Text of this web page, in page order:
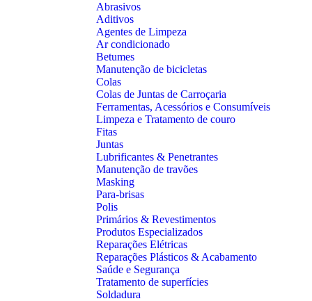
Abrasivos
Aditivos
Agentes de Limpeza
Ar condicionado
Betumes
Manutenção de bicicletas
Colas
Colas de Juntas de Carroçaria
Ferramentas, Acessórios e Consumíveis
Limpeza e Tratamento de couro
Fitas
Juntas
Lubrificantes & Penetrantes
Manutenção de travões
Masking
Para-brisas
Polis
Primários & Revestimentos
Produtos Especializados
Reparações Elétricas
Reparações Plásticos & Acabamento
Saúde e Segurança
Tratamento de superfícies
Soldadura